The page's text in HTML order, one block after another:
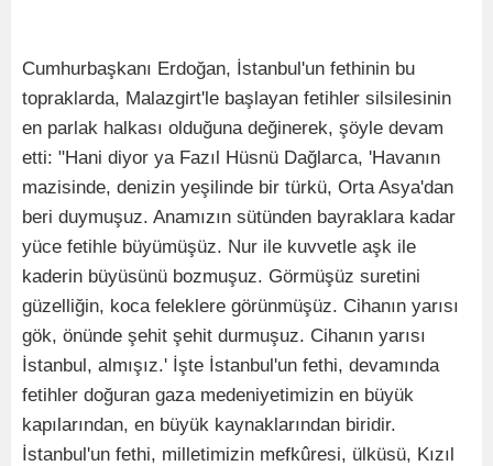
Cumhurbaşkanı Erdoğan, İstanbul'un fethinin bu
topraklarda, Malazgirt'le başlayan fetihler silsilesinin
en parlak halkası olduğuna değinerek, şöyle devam
etti: "Hani diyor ya Fazıl Hüsnü Dağlarca, 'Havanın
mazisinde, denizin yeşilinde bir türkü, Orta Asya'dan
beri duymuşuz. Anamızın sütünden bayraklara kadar
yüce fetihle büyümüşüz. Nur ile kuvvetle aşk ile
kaderin büyüsünü bozmuşuz. Görmüşüz suretini
güzelliğin, koca feleklere görünmüşüz. Cihanın yarısı
gök, önünde şehit şehit durmuşuz. Cihanın yarısı
İstanbul, almışız.' İşte İstanbul'un fethi, devamında
fetihler doğuran gaza medeniyetimizin en büyük
kapılarından, en büyük kaynaklarından biridir.
İstanbul'un fethi, milletimizin mefkûresi, ülküsü, Kızıl